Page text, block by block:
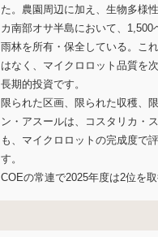
た。農園周辺に加え、生物多様
カ南部オサ半島において、1,500
雨林を所有・保全している。こ
はなく、マイクロロット品質を
長期的投資です。
限られた区画、限られた収穫、
ン・アスールは、コスタリカ・
も、マイクロロットの完成度で
す。
COEの常連で2025年度は2位を取